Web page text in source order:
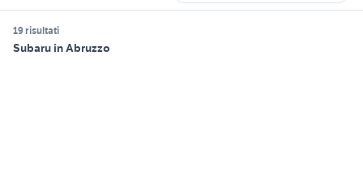
19 risultati
Subaru in Abruzzo